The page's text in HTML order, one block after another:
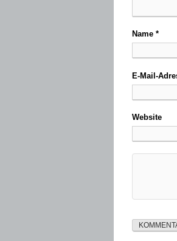
Name *
E-Mail-
Website